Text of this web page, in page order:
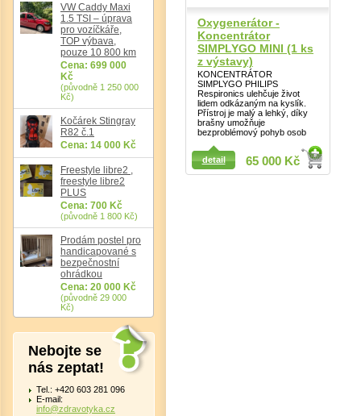
VW Caddy Maxi
1.5 TSI – úprava
pro vozíčkáře,
TOP výbava,
pouze 10 800 km
Cena: 699 000
Kč
(původně 1 250 000
Kč)
Kočárek Stingray
R82 č.1
Cena: 14 000 Kč
Freestyle libre2 ,
freestyle libre2
PLUS
Cena: 700 Kč
(původně 1 800 Kč)
Prodám postel pro
handicapované s
bezpečnostní
ohrádkou
Cena: 20 000 Kč
(původně 29 000
Kč)
Nebojte se
nás zeptat!
Tel.: +420 603 281 096
E-mail:
info@zdravotyka.cz
Oxygenerátor -
Koncentrátor
SIMPLYGO MINI (1 ks
z výstavy)
KONCENTRÁTOR
SIMPLYGO PHILIPS
Respironics ulehčuje život
lidem odkázaným na kyslík.
Přístroj je malý a lehký, díky
brašny umožňuje
bezproblémový pohyb osob
65 000 Kč
detail